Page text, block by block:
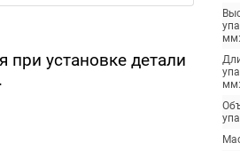
при установке детали
мм:
мм: